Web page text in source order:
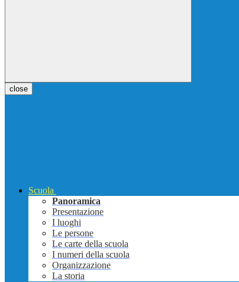
close
Scuola
Panoramica
Presentazione
I luoghi
Le persone
Le carte della scuola
I numeri della scuola
Organizzazione
La storia